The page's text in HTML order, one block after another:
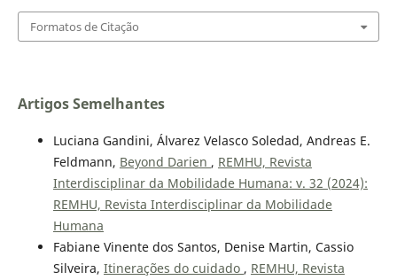
Formatos de Citação
Artigos Semelhantes
Luciana Gandini, Álvarez Velasco Soledad, Andreas E.
Feldmann, Beyond Darien , REMHU, Revista
Interdisciplinar da Mobilidade Humana: v. 32 (2024):
REMHU, Revista Interdisciplinar da Mobilidade
Humana
Fabiane Vinente dos Santos, Denise Martin, Cassio
Silveira, Itinerações do cuidado , REMHU, Revista